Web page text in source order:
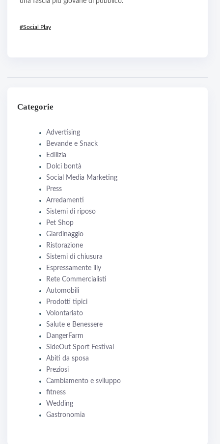
#Social Play
Categorie
Advertising
Bevande e Snack
Edilizia
Dolci bontà
Social Media Marketing
Press
Arredamenti
Sistemi di riposo
Pet Shop
Giardinaggio
Ristorazione
Sistemi di chiusura
Espressamente illy
Rete Commercialisti
Automobili
Prodotti tipici
Volontariato
Salute e Benessere
DangerFarm
SideOut Sport Festival
Abiti da sposa
Preziosi
Cambiamento e sviluppo
fitness
Wedding
Gastronomia